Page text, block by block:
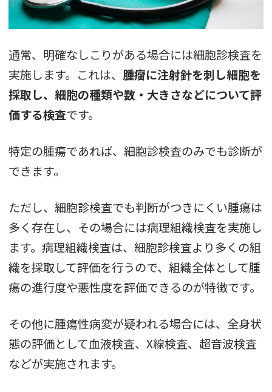
通常、明確なしこりがある場合には細胞診検査を
実施します。これは、 腫瘤に注射針を刺し細胞を
採取し、細胞の種類や数・大きさなどについて評
価する検査です。
特定の腫瘍であれば、細胞診検査のみでも診断が
できます。
ただし、細胞診検査でも判断がつきにくい腫瘍は
多く存在し、その場合には病理組織検査を実施し
ます。病理組織検査は、細胞診検査より多くの組
織を採取して評価を行うので、組織全体として腫
瘍の進行度や悪性度を評価できるのが特徴です。
その他に腫瘍性病変が疑われる場合には、全身状
態の評価として血液検査、X線検査、超音波検査
などが実施されます。